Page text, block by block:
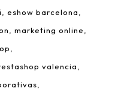
eshow barcelona
marketing online
valencia